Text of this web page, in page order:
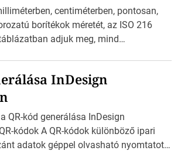
készítése. Hogyan készítsünk címkét?
és alakot: Válassza ki a kívánt címke
személyes […]
centiméterben, pontosan,
borítékok méretét, az ISO 216
adjuk meg, mind
viszonyítva. Az amerikai és észak-
az ISO 216 nem vonatkozik.
C0-tól C10-ig […]
InDesign
QR-kód generálása InDesign
kódok A QR-kódok különböző ipari
adatok géppel olvasható nyomtatott